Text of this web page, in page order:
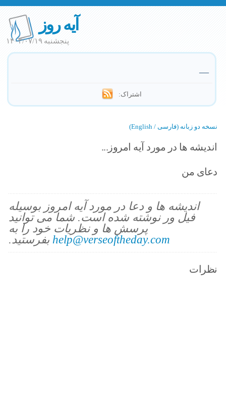
آیه روز
پنجشنبه ۱۴۰۳/۰۷/۱۹
—
اشتراک:
نسخه دو زبانه (فارسی / English)
اندیشه ها در مورد آیه امروز...
دعای من
اندیشه ها و دعا در مورد آیه امروز بوسیله
فیل ور نوشته شده است. شما می توانید
پرسش ها و نظریات خود را به
help@verseoftheday.com بفرستید.
نظرات